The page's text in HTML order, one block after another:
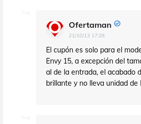
Ofertaman
21/10/13 17:28
El cupón es solo para el
Envy 15, a excepción del
al de la entrada, el acabado
brillante y no lleva unidad de